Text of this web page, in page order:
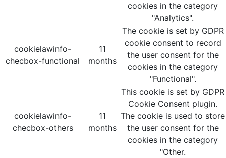
cookies in the category
"Analytics".
cookielawinfo-
checbox-functional
11
months
The cookie is set by GDPR
cookie consent to record
the user consent for the
cookies in the category
"Functional".
cookielawinfo-
checbox-others
11
months
This cookie is set by GDPR
Cookie Consent plugin.
The cookie is used to store
the user consent for the
cookies in the category
"Other.